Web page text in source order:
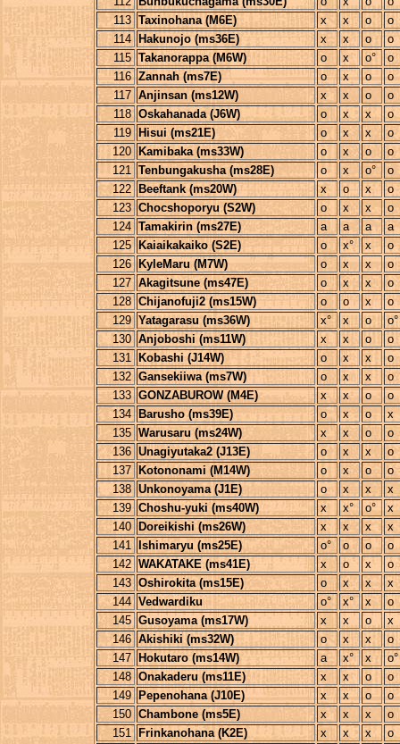
113 Taxinohana (M6E) x x o
o
114
Hakunojo (ms36E) x x o
o
115 Takanorappa (M6W) o x o°
o
116 Zannah (ms7E) o x o
o
117 Anjinsan (ms12W) x x o
o
118 Oskahanada (J6W) o x x
o
119
Hisui (ms21E) o x x
o
120
Kamibaka (ms33W) o x o
o
121 Tenbungakusha (ms28E) o x o°
o
122
Beeftank (ms20W) x o x
o
123 Chocshoporyu (S2W) o x x
o
124 Tamakirin (ms27E) a a a
a
125
Kaiaikakaiko (S2E) o x° x
o
126
KyleMaru (M7W) o x x
o
127 Akagitsune (ms47E) o x x
o
128 Chijanofuji2 (ms15W) o o x
o
129 Yatagarasu (ms36W) x° x o
o°
130 Anjoboshi (ms11W) x x o
o
131
Kobashi (J14W) o x x
o
132 Gansekiiwa (ms7W) o x x
o
133 GONZABUROW (M4E) x x o
o
134
Barusho (ms39E) o x o
x
135 Warusaru (ms24W) x x o
o
136 Unagiyutaka2 (J13E) o x x
o
137
Kotononami (M14W) o x o
o
138 Unkonoyama (J1E) o x x
x
139 Choshu-yuki (ms40W) x x° o°
x
140
Doreikishi (ms26W) x x x
x
141
Ishimaryu (ms25E) o° o o
o
142 WAKATAKE (ms41E) x o x
o
143 Oshirokita (ms15E) o x x
x
144 Vedwardiku o° x° x
o
145 Gusoyama (ms17W) x x o
x
146 Akishiki (ms32W) o x x
o
147
Hokutaro (ms14W) a x° x
o°
148 Onakaderu (ms11E) x x o
o
149
Pepenohana (J10E) x x o
o
150 Chambone (ms5E) x x x
o
151
Frinkanohana (K2E) x x x
o